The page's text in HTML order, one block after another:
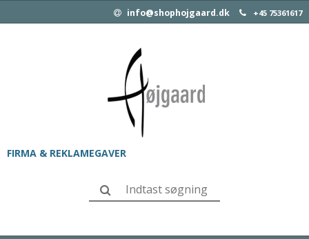
info@shophojgaard.dk +45 75361617
FIRMA & REKLAMEGAVER